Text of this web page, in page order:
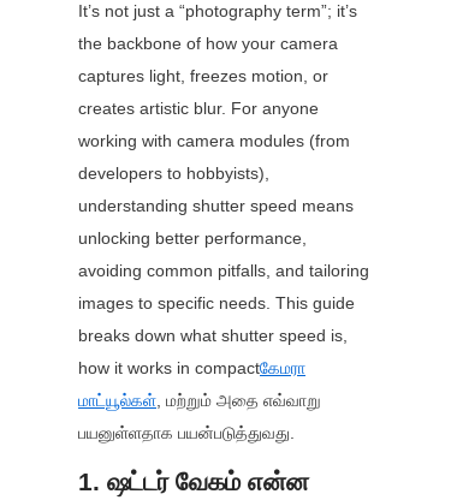
It’s not just a “photography term”; it’s
the backbone of how your camera
captures light, freezes motion, or
creates artistic blur. For anyone
working with camera modules (from
developers to hobbyists),
understanding shutter speed means
unlocking better performance,
avoiding common pitfalls, and tailoring
images to specific needs. This guide
breaks down what shutter speed is,
how it works in compactகேமரா
மாட்யூல்கள், மற்றும் அதை எவ்வாறு
பயனுள்ளதாக பயன்படுத்துவது.
1. ஷட்டர் வேகம் என்ன